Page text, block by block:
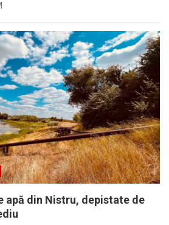
apă din Nistru, depistate de